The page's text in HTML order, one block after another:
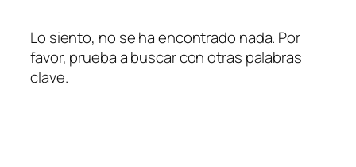
Lo siento, no se ha encontrado nada. Por
favor, prueba a buscar con otras palabras
clave.